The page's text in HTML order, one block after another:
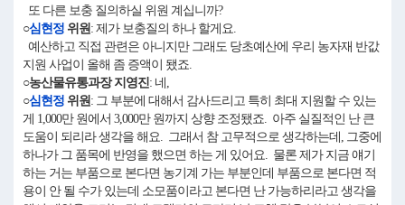
또 다른 보충 질의하실 위원 계십니까?
○심현정 위원: 제가 보충질의 하나 할게요.
예산하고 직접 관련은 아니지만 그래도 당초예산에 우리 농자재 반값
지원 사업이 올해 좀 증액이 됐죠.
○농산물유통과장 지영진: 네,
○심현정 위원: 그 부분에 대해서 감사드리고 특히 최대 지원할 수 있는
게 1,000만 원에서 3,000만 원까지 상향 조정됐죠. 아주 실질적인 난 큰
도움이 되리라 생각을 해요. 그래서 참 고무적으로 생각하는데, 그중에
하나가 그 품목에 반영을 했으면 하는 게 있어요. 물론 제가 지금 얘기
하는 거는 부품으로 본다면 농기계 가는 부분인데 부품으로 본다면 적
용이 안 될 수가 있는데 소모품이라고 본다면 난 가능하리라고 생각을